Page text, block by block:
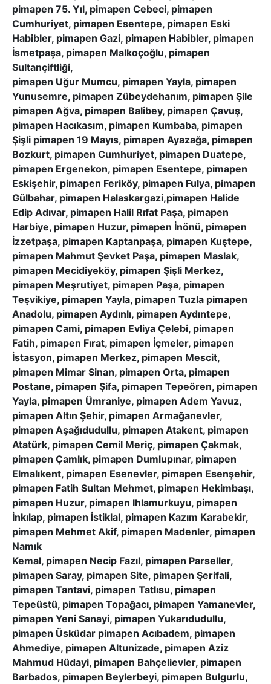
pimapen 75. Yıl, pimapen Cebeci, pimapen
Cumhuriyet, pimapen Esentepe, pimapen Eski
Habibler, pimapen Gazi, pimapen Habibler, pimapen
İsmetpaşa, pimapen Malkoçoğlu, pimapen
Sultançiftliği,
pimapen Uğur Mumcu, pimapen Yayla, pimapen
Yunusemre, pimapen Zübeydehanım, pimapen Şile
pimapen Ağva, pimapen Balibey, pimapen Çavuş,
pimapen Hacıkasım, pimapen Kumbaba, pimapen
Şişli pimapen 19 Mayıs, pimapen Ayazağa, pimapen
Bozkurt, pimapen Cumhuriyet, pimapen Duatepe,
pimapen Ergenekon, pimapen Esentepe, pimapen
Eskişehir, pimapen Feriköy, pimapen Fulya, pimapen
Gülbahar, pimapen Halaskargazi,pimapen Halide
Edip Adıvar, pimapen Halil Rıfat Paşa, pimapen
Harbiye, pimapen Huzur, pimapen İnönü, pimapen
İzzetpaşa, pimapen Kaptanpaşa, pimapen Kuştepe,
pimapen Mahmut Şevket Paşa, pimapen Maslak,
pimapen Mecidiyeköy, pimapen Şişli Merkez,
pimapen Meşrutiyet, pimapen Paşa, pimapen
Teşvikiye, pimapen Yayla, pimapen Tuzla pimapen
Anadolu, pimapen Aydınlı, pimapen Aydıntepe,
pimapen Cami, pimapen Evliya Çelebi, pimapen
Fatih, pimapen Fırat, pimapen İçmeler, pimapen
İstasyon, pimapen Merkez, pimapen Mescit,
pimapen Mimar Sinan, pimapen Orta, pimapen
Postane, pimapen Şifa, pimapen Tepeören, pimapen
Yayla, pimapen Ümraniye, pimapen Adem Yavuz,
pimapen Altın Şehir, pimapen Armağanevler,
pimapen Aşağıdudullu, pimapen Atakent, pimapen
Atatürk, pimapen Cemil Meriç, pimapen Çakmak,
pimapen Çamlık, pimapen Dumlupınar, pimapen
Elmalıkent, pimapen Esenevler, pimapen Esenşehir,
pimapen Fatih Sultan Mehmet, pimapen Hekimbaşı,
pimapen Huzur, pimapen Ihlamurkuyu, pimapen
İnkılap, pimapen İstiklal, pimapen Kazım Karabekir,
pimapen Mehmet Akif, pimapen Madenler, pimapen
Namık
Kemal, pimapen Necip Fazıl, pimapen Parseller,
pimapen Saray, pimapen Site, pimapen Şerifali,
pimapen Tantavi, pimapen Tatlısu, pimapen
Tepeüstü, pimapen Topağacı, pimapen Yamanevler,
pimapen Yeni Sanayi, pimapen Yukarıdudullu,
pimapen Üsküdar pimapen Acıbadem, pimapen
Ahmediye, pimapen Altunizade, pimapen Aziz
Mahmud Hüdayi, pimapen Bahçelievler, pimapen
Barbados, pimapen Beylerbeyi, pimapen Bulgurlu,